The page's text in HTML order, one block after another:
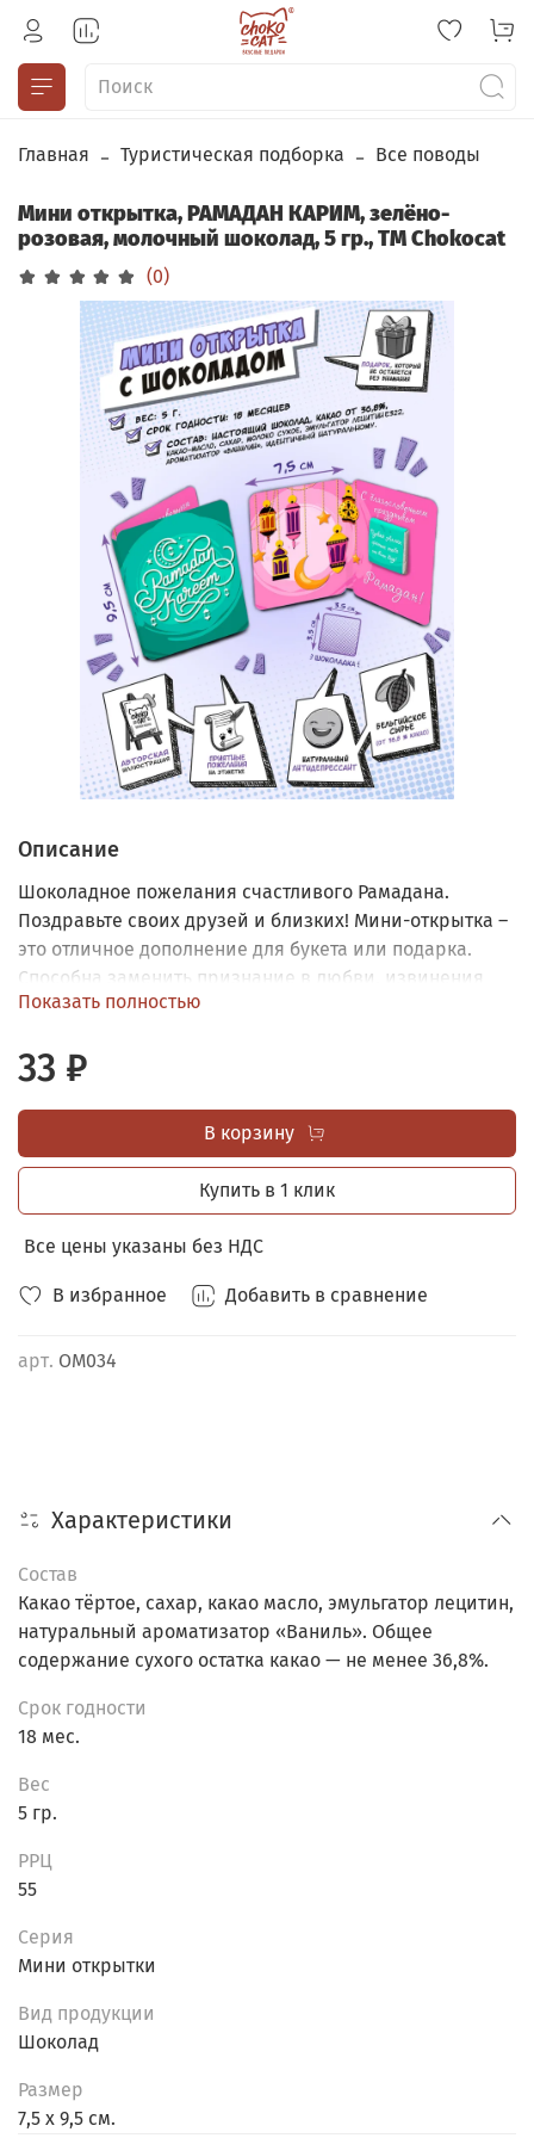
Главная Туристическая подборка Все поводы
Мини открытка, РАМАДАН КАРИМ, зелёно-
розовая, молочный шоколад, 5 гр., TM Chokocat
(0)
В избранное Добавить в сравнение
арт. ОМ034
Описание
Шоколадное пожелания счастливого Рамадана.
Поздравьте своих друзей и близких! Мини-открытка –
это отличное дополнение для букета или подарка.
Способна заменить признание в любви, извинения
или просто поднять настроение. Внутри молочный
ШОУ-БОКС В ПОДАРОК
открыток.
Показать полностью
33 ₽
В корзину
Купить в 1 клик
Все цены указаны без НДС
Характеристики
Состав
Какао тёртое, сахар, какао масло, эмульгатор лецитин,
натуральный ароматизатор «Ваниль». Общее
содержание сухого остатка какао — не менее 36,8%.
Срок годности
18 мес.
Вес
5 гр.
РРЦ
55
Серия
Мини открытки
Вид продукции
Шоколад
Размер
7,5 х 9,5 см.